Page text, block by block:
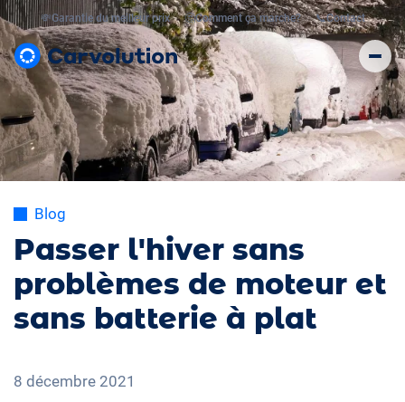
💸Garantie du meilleur prix 🤔Comment ça marche? 📞Contact
Blog
Passer l'hiver sans
problèmes de moteur et
sans batterie à plat
8 décembre 2021